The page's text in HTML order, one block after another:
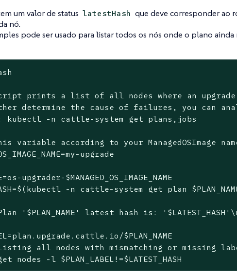
um valor de status latestHash que deve corresponder ao
nó.
pode ser usado para listar todos os nós onde o plano ainda
prints a list of all nodes where an
determine the cause of failures, you can
kubectl -n cattle-system get plans, jobs
variable according to your ManagedOSImage
upgrade
upgrader-$MANAGED_OS_IMAGE_NAME
-n cattle-system get plan
'$PLAN_NAME' latest hash is:
$PLAN_NAME
all nodes with mismatching or missing label
nodes -l $PLAN_LABEL!=$LATEST_HASH